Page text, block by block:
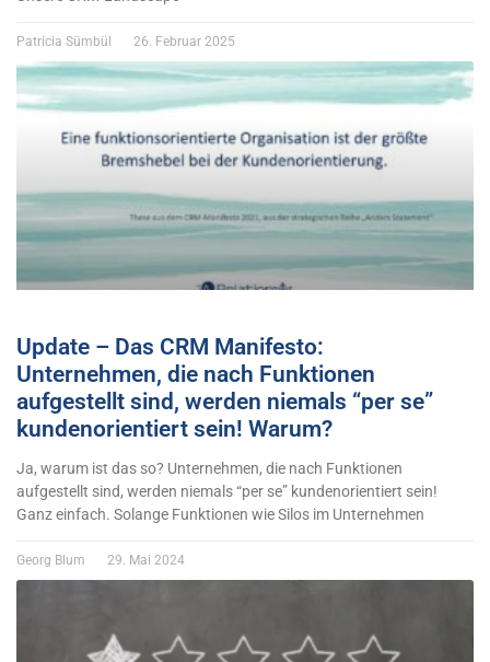
Patricia Sümbül 26. Februar 2025
Update – Das CRM Manifesto:
Unternehmen, die nach Funktionen
aufgestellt sind, werden niemals “per se”
kundenorientiert sein! Warum?
Ja, warum ist das so? Unternehmen, die nach Funktionen
aufgestellt sind, werden niemals “per se” kundenorientiert sein!
Ganz einfach. Solange Funktionen wie Silos im Unternehmen
Georg Blum 29. Mai 2024